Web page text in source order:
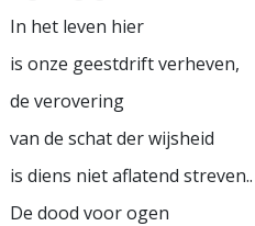
In het leven hier
is onze geestdrift verheven,
de verovering
van de schat der wijsheid
is diens niet aflatend streven..
De dood voor ogen